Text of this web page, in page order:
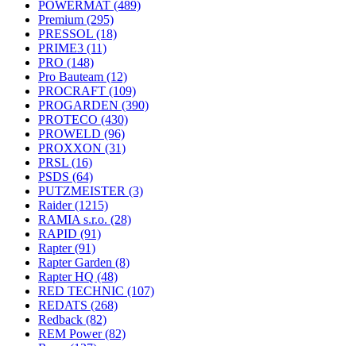
POWERMAT (489)
Premium (295)
PRESSOL (18)
PRIME3 (11)
PRO (148)
Pro Bauteam (12)
PROCRAFT (109)
PROGARDEN (390)
PROTECO (430)
PROWELD (96)
PROXXON (31)
PRSL (16)
PSDS (64)
PUTZMEISTER (3)
Raider(1215)
RAMIA s.r.o. (28)
RAPID (91)
Rapter(91)
Rapter Garden (8)
Rapter HQ (48)
RED TECHNIC (107)
REDATS (268)
Redback (82)
REM Power(82)